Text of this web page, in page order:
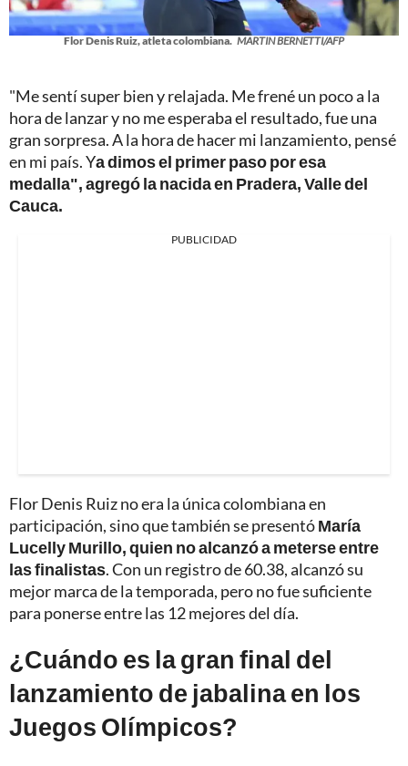
Flor Denis Ruiz, atleta colombiana. MARTIN BERNETTI/AFP
"Me sentí super bien y relajada. Me frené un poco a la
hora de lanzar y no me esperaba el resultado, fue una
gran sorpresa. A la hora de hacer mi lanzamiento, pensé
en mi país. Ya dimos el primer paso por esa
medalla", agregó la nacida en Pradera, Valle del
Cauca.
PUBLICIDAD
Flor Denis Ruiz no era la única colombiana en
participación, sino que también se presentóMaría
Lucelly Murillo, quien no alcanzó a meterse entre
las finalistas. Con un registro de 60.38, alcanzó su
mejor marca de la temporada, pero no fue suficiente
para ponerse entre las 12 mejores del día.
¿Cuándo es la gran final del
lanzamiento de jabalina en los
Juegos Olímpicos?